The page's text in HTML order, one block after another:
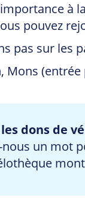
à
pouvez
pas sur les
Mons
dons de
un mot